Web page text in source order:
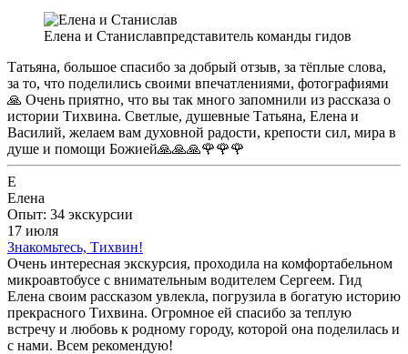
Елена и Станиславпредставитель команды гидов
Татьяна, большое спасибо за добрый отзыв, за тёплые слова,
за то, что поделились своими впечатлениями, фотографиями
🙏 Очень приятно, что вы так много запомнили из рассказа о
истории Тихвина. Светлые, душевные Татьяна, Елена и
Василий, желаем вам духовной радости, крепости сил, мира в
душе и помощи Божией🙏🙏🙏🌹🌹🌹
Е
Елена
Опыт: 34 экскурсии
17 июля
Знакомьтесь, Тихвин!
Очень интересная экскурсия, проходила на комфортабельном
микроавтобусе с внимательным водителем Сергеем. Гид
Елена своим рассказом увлекла, погрузила в богатую историю
прекрасного Тихвина. Огромное ей спасибо за теплую
встречу и любовь к родному городу, которой она поделилась и
с нами. Всем рекомендую!